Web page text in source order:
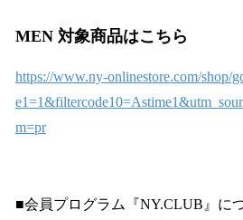
MEN 対象商品はこちら
https://www.ny-onlinestore.com/shop/
m=pr
■会員プログラム『NY.CLUB』に